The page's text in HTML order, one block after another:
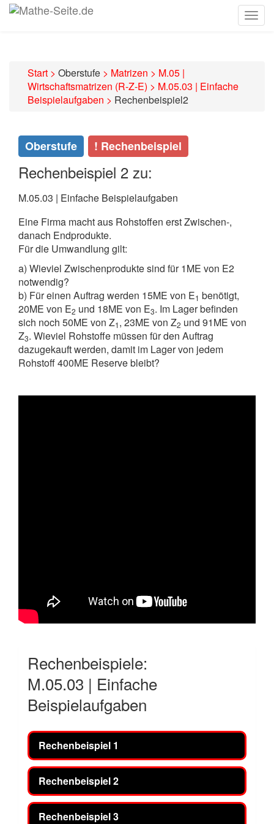
Start > Oberstufe > Matrizen > M.05 |
Wirtschaftsmatrizen (R-Z-E) > M.05.03 | Einfache
Beispielaufgaben > Rechenbeispiel2
Oberstufe ! Rechenbeispiel
Rechenbeispiel 2 zu:
M.05.03 | Einfache Beispielaufgaben
Eine Firma macht aus Rohstoffen erst Zwischen-,
danach Endprodukte.
Für die Umwandlung gilt:
a) Wieviel Zwischenprodukte sind für 1ME von E2
notwendig?
b) Für einen Auftrag werden 15ME von E1 benötigt,
20ME von E2 und 18ME von E3. Im Lager befinden
sich noch 50ME von Z1, 23ME von Z2 und 91ME von
Z3. Wieviel Rohstoffe müssen für den Auftrag
dazugekauft werden, damit im Lager von jedem
Rohstoff 400ME Reserve bleibt?
Rechenbeispiele:
M.05.03 | Einfache
Beispielaufgaben
Rechenbeispiel 1
Rechenbeispiel 2
Rechenbeispiel 3